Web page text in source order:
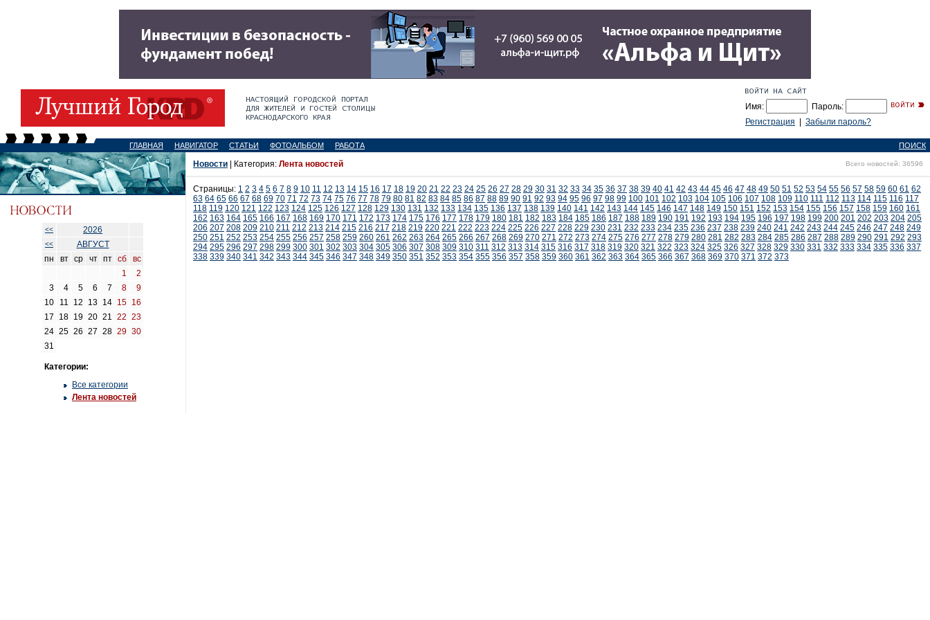
Имя:
Пароль:
Регистрация
Забыли пароль?
ГЛАВНАЯ НАВИГАТОР СТАТЬИ ФОТОАЛЬБОМ РАБОТА ПОИСК
<< 2026
<<
АВГУСТ
пн
вт ср чт пт сб
вс
1
2
3
4 5 6 7 8
9
10
11 12 13 14 15 16
17
18 19 20 21 22 23
24 25 26 27 28 29 30
31
Категории:
Все категории
Лента новостей
Новости | Категория: Лента новостей Всего новостей: 36596
Страницы: 1 2 3 4 5 6 7 8 9 10 11 12 13 14 15 16 17 18 19 20 21 22 23 24 25 26 27 28 29 30 31 32 33 34 35 36 37 38 39 40 41 42 43 44 45 46 47 48 49 50 51 52 53 54 55 56 57 58 59 60 61 62
63 64 65 66 67 68 69 70 71 72 73 74 75 76 77 78 79 80 81 82 83 84 85 86 87 88 89 90 91 92 93 94 95 96 97 98 99 100 101 102 103 104 105 106 107 108 109 110 111 112 113 114 115 116 117
118 119 120 121 122 123 124 125 126 127 128 129 130 131 132 133 134 135 136 137 138 139 140 141 142 143 144 145 146 147 148 149 150 151 152 153 154 155 156 157 158 159 160 161
162 163 164 165 166 167 168 169 170 171 172 173 174 175 176 177 178 179 180 181 182 183 184 185 186 187 188 189 190 191 192 193 194 195 196 197 198 199 200 201 202 203 204 205
206 207 208 209 210 211 212 213 214 215 216 217 218 219 220 221 222 223 224 225 226 227 228 229 230 231 232 233 234 235 236 237 238 239 240 241 242 243 244 245 246 247 248 249
250 251 252 253 254 255 256 257 258 259 260 261 262 263 264 265 266 267 268 269 270 271 272 273 274 275 276 277 278 279 280 281 282 283 284 285 286 287 288 289 290 291 292 293
294 295 296 297 298 299 300 301 302 303 304 305 306 307 308 309 310 311 312 313 314 315 316 317 318 319 320 321 322 323 324 325 326 327 328 329 330 331 332 333 334 335 336 337
338 339 340 341 342 343 344 345 346 347 348 349 350 351 352 353 354 355 356 357 358 359 360 361 362 363 364 365 366 367 368 369 370 371 372 373